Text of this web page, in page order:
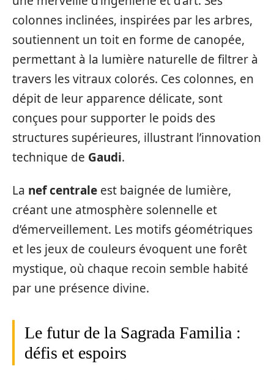
colonnes inclinées, inspirées par les arbres,
soutiennent un toit en forme de canopée,
permettant à la lumière naturelle de filtrer à
travers les vitraux colorés. Ces colonnes, en
dépit de leur apparence délicate, sont
conçues pour supporter le poids des
structures supérieures, illustrant l’innovation
technique de Gaudi.
La nef centrale est baignée de lumière,
créant une atmosphère solennelle et
d’émerveillement. Les motifs géométriques
et les jeux de couleurs évoquent une forêt
mystique, où chaque recoin semble habité
par une présence divine.
Le futur de la Sagrada Familia :
défis et espoirs